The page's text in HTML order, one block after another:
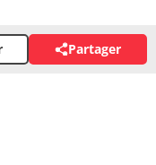
grâce à la
des épices et
Partager